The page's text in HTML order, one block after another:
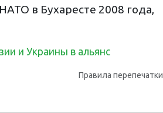
в Бухаресте 2008 года,
и Украины в альянс
Правила перепечатки